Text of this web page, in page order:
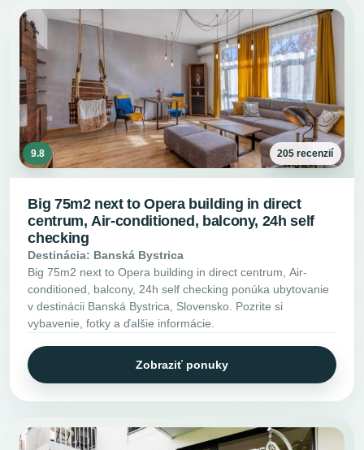
9.8 205 recenzií
Big 75m2 next to Opera building in direct
centrum, Air-conditioned, balcony, 24h self
checking
Destinácia: Banská Bystrica
Big 75m2 next to Opera building in direct centrum, Air-
conditioned, balcony, 24h self checking ponúka ubytovanie
v destinácii Banská Bystrica, Slovensko. Pozrite si
vybavenie, fotky a ďalšie informácie.
Zobraziť ponuky